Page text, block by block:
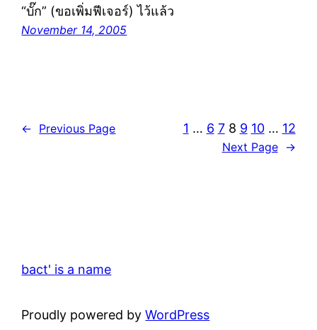
“บั๊ก” (ขอเพิ่มฟีเจอร์) ไว้แล้ว
November 14, 2005
← Previous Page 1 … 6 7 8 9 10 … 12
Next Page →
bact' is a name
Proudly powered byWordPress